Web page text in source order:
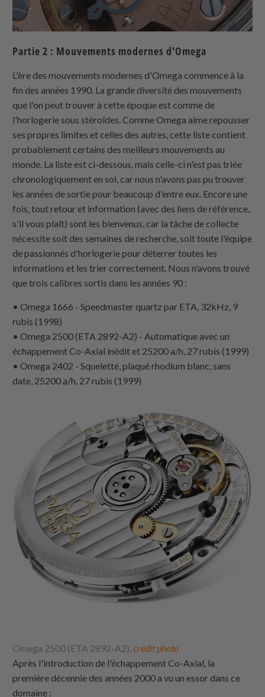
Partie 2 : Mouvements modernes d'Omega
L'ère des mouvements modernes d'Omega commence à la
fin des années 1990. La grande diversité des mouvements
que l'on peut trouver à cette époque est comme de
l'horlogerie sous stéroïdes. Comme Omega aime repousser
ses propres limites et celles des autres, cette liste contient
probablement certains des meilleurs mouvements au
monde. La liste est ci-dessous, mais celle-ci n'est pas triée
chronologiquement en soi, car nous n'avons pas pu trouver
les années de sortie pour beaucoup d'entre eux. Encore une
fois, tout retour et information (avec des liens de référence,
s'il vous plaît) sont les bienvenus, car la tâche de collecte
nécessite soit des semaines de recherche, soit toute l'équipe
de passionnés d'horlogerie pour déterrer toutes les
informations et les trier correctement. Nous n'avons trouvé
que trois calibres sortis dans les années 90 :
• Omega 1666 - Speedmaster quartz par ETA, 32kHz, 9
rubis (1998)
• Omega 2500 (ETA 2892-A2) - Automatique avec un
échappement Co-Axial inédit et 25200 a/h, 27 rubis (1999)
• Omega 2402 - Squeletté, plaqué rhodium blanc, sans
date, 25200 a/h, 27 rubis (1999)
Omega 2500 (ETA 2892-A2),crédit photo
Après l'introduction de l'échappement Co-Axial, la
première décennie des années 2000 a vu un essor dans ce
domaine :